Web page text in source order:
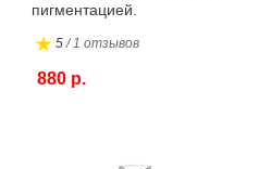
пигментацией.
5/ 1 отзывов
880 р.